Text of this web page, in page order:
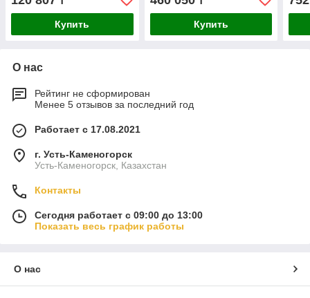
Купить Купить
О нас
Рейтинг не сформирован
Менее 5 отзывов за последний год
Работает с 17.08.2021
г. Усть-Каменогорск
Усть-Каменогорск, Казахстан
Контакты
Сегодня работает с 09:00 до 13:00
Показать весь график работы
О нас